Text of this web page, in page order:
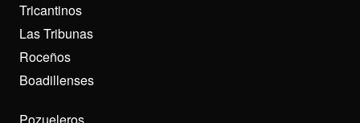
Tricantinos
Las Tribunas
Roceños
Boadillenses